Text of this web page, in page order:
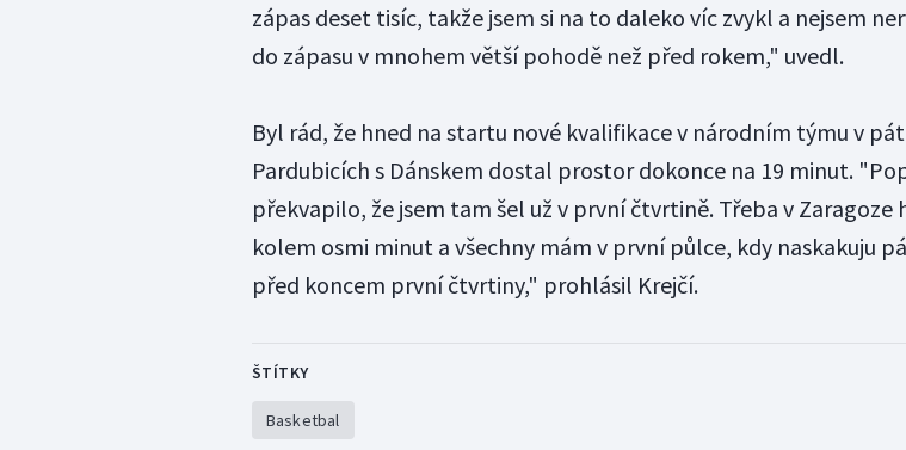
zápas deset tisíc, takže jsem si na to daleko víc zvykl a nejsem
do zápasu v mnohem větší pohodě než před rokem," uvedl.
Byl rád, že hned na startu nové kvalifikace v národním týmu v
Pardubicích s Dánskem dostal prostor dokonce na 19 minut.
překvapilo, že jsem tam šel už v první čtvrtině. Třeba v Zaragoze
kolem osmi minut a všechny mám v první půlce, kdy naskakuju
před koncem první čtvrtiny," prohlásil Krejčí.
ŠTÍTKY
Basketbal